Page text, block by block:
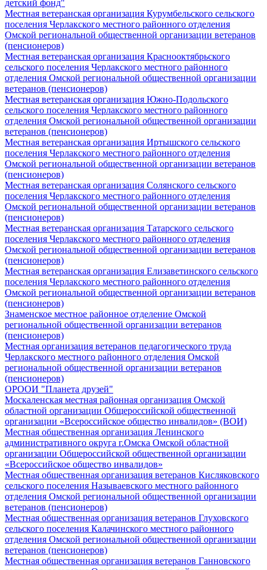
детский фонд"
Местная ветеранская организация Курумбельского сельского
поселения Черлакского местного районного отделения
Омской региональной общественной организации ветеранов
(пенсионеров)
Местная ветеранская организация Краснооктябрьского
сельского поселения Черлакского местного районного
отделения Омской региональной общественной организации
ветеранов (пенсионеров)
Местная ветеранская организация Южно-Подольского
сельского поселения Черлакского местного районного
отделения Омской региональной общественной организации
ветеранов (пенсионеров)
Местная ветеранская организация Иртышского сельского
поселения Черлакского местного районного отделения
Омской региональной общественной организации ветеранов
(пенсионеров)
Местная ветеранская организация Солянского сельского
поселения Черлакского местного районного отделения
Омской региональной общественной организации ветеранов
(пенсионеров)
Местная ветеранская организация Татарского сельского
поселения Черлакского местного районного отделения
Омской региональной общественной организации ветеранов
(пенсионеров)
Местная ветеранская организация Елизаветинского сельского
поселения Черлакского местного районного отделения
Омской региональной общественной организации ветеранов
(пенсионеров)
Знаменское местное районное отделение Омской
региональной общественной организации ветеранов
(пенсионеров)
Местная организация ветеранов педагогического труда
Черлакского местного районного отделения Омской
региональной общественной организации ветеранов
(пенсионеров)
ОРООИ "Планета друзей"
Москаленская местная районная организация Омской
областной организации Общероссийской общественной
организации «Всероссийское общество инвалидов» (ВОИ)
Местная общественная организация Ленинского
административного округа г.Омска Омской областной
организации Общероссийской общественной организации
«Всероссийское общество инвалидов»
Местная общественная организация ветеранов Кисляковского
сельского поселения Называевского местного районного
отделения Омской региональной общественной организации
ветеранов (пенсионеров)
Местная общественная организация ветеранов Глуховского
сельского поселения Калачинского местного районного
отделения Омской региональной общественной организации
ветеранов (пенсионеров)
Местная общественная организация ветеранов Ганновского